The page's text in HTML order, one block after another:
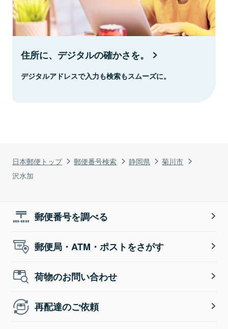
日本郵便トップ 郵便番号検索 静岡県
菊川市
沢水加
住所に、デジタルの確かさを。
デジタルアドレスで入力も検索もスムーズに。
郵便番号を調べる
郵便局・ATM・ポストをさがす
荷物のお問い合わせ
再配達のご依頼